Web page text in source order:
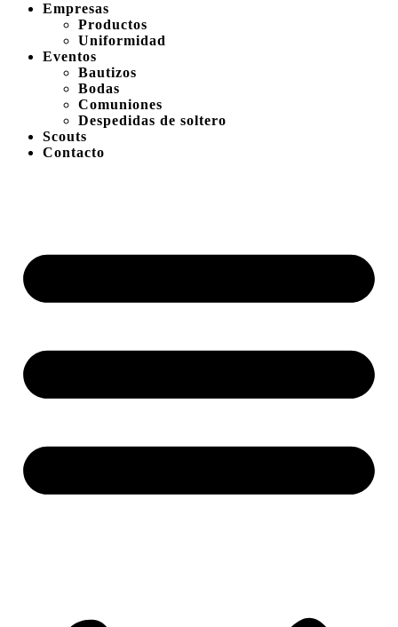
Empresas
Productos
Uniformidad
Eventos
Bautizos
Bodas
Comuniones
Despedidas de soltero
Scouts
Contacto